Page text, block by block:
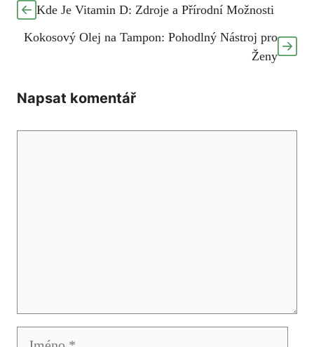
Kde Je Vitamin D: Zdroje a Přírodní Možnosti
Kokosový Olej na Tampon: Pohodlný Nástroj pro
Ženy
Napsat komentář
Jméno